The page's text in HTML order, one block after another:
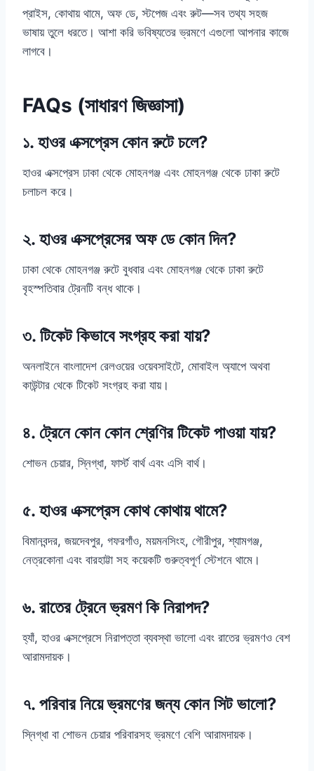
প্রাইস, কোথায় থামে, অফ ডে, স্টপেজ এবং রুট—সব তথ্য সহজ
ভাষায় তুলে ধরতে। আশা করি ভবিষ্যতের ভ্রমণে এগুলো আপনার কাজে
লাগবে।
FAQs (সাধারণ জিজ্ঞাসা)
১. হাওর এক্সপ্রেস কোন রুটে চলে?
হাওর এক্সপ্রেস ঢাকা থেকে মোহনগঞ্জ এবং মোহনগঞ্জ থেকে ঢাকা রুটে
চলাচল করে।
২. হাওর এক্সপ্রেসের অফ ডে কোন দিন?
ঢাকা থেকে মোহনগঞ্জ রুটে বুধবার এবং মোহনগঞ্জ থেকে ঢাকা রুটে
বৃহস্পতিবার ট্রেনটি বন্ধ থাকে।
৩. টিকেট কিভাবে সংগ্রহ করা যায়?
অনলাইনে বাংলাদেশ রেলওয়ের ওয়েবসাইটে, মোবাইল অ্যাপে অথবা
কাউন্টার থেকে টিকেট সংগ্রহ করা যায়।
৪. ট্রেনে কোন কোন শ্রেণির টিকেট পাওয়া যায়?
শোভন চেয়ার, স্নিগ্ধা, ফার্স্ট বার্থ এবং এসি বার্থ।
৫. হাওর এক্সপ্রেস কোথ কোথায় থামে?
বিমানবন্দর, জয়দেবপুর, গফরগাঁও, ময়মনসিংহ, গৌরীপুর, শ্যামগঞ্জ,
নেত্রকোনা এবং বারহাট্টা সহ কয়েকটি গুরুত্বপূর্ণ স্টেশনে থামে।
৬. রাতের ট্রেনে ভ্রমণ কি নিরাপদ?
হ্যাঁ, হাওর এক্সপ্রেসে নিরাপত্তা ব্যবস্থা ভালো এবং রাতের ভ্রমণও বেশ
আরামদায়ক।
৭. পরিবার নিয়ে ভ্রমণের জন্য কোন সিট ভালো?
স্নিগ্ধা বা শোভন চেয়ার পরিবারসহ ভ্রমণে বেশি আরামদায়ক।